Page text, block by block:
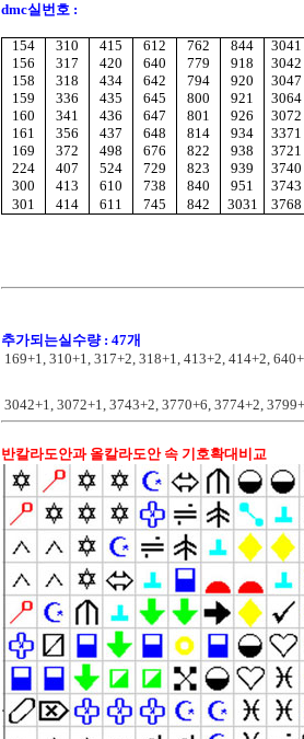
dmc실번호 :
154 310 415 612 762 844 3041
156
317 420 640 779 918 3042
158
318 434 642 794 920 3047
159
336 435 645 800 921 3064
160
341 436 647 801 926 3072
161
356 437 648 814 934 3371
169
372 498 676 822 938 3721
224
407 524 729 823 939 3740
300
413 610 738 840 951 3743
301
414 611 745 842 3031 3768
추가되는실수량 : 47개
169+1, 310+1, 317+2, 318+1, 413+2, 414+2,
3042+1, 3072+1, 3743+2, 3770+6, 3774+2,
반칼라도안과 올칼라도안 속 기호확대비교